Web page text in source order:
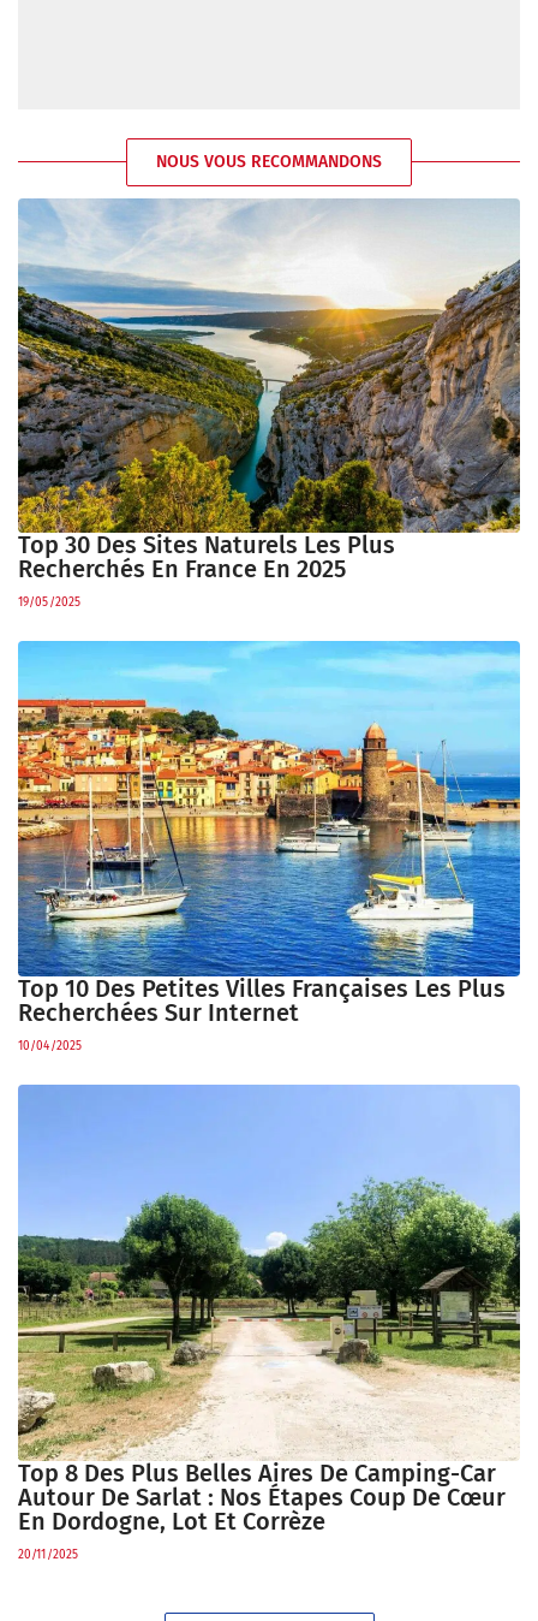
NOUS VOUS RECOMMANDONS
Top 30 Des Sites Naturels Les Plus
Recherchés En France En 2025
19/05/2025
Top 10 Des Petites Villes Françaises Les Plus
Recherchées Sur Internet
10/04/2025
Top 8 Des Plus Belles Aires De Camping-Car
Autour De Sarlat : Nos Étapes Coup De Cœur
En Dordogne, Lot Et Corrèze
20/11/2025